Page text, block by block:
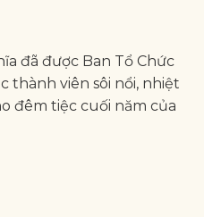
đã được Ban Tổ Chức
thành viên sôi nổi, nhiệt
đêm tiệc cuối năm của